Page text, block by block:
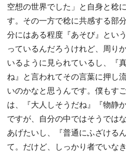
空想の世界でした」と自身と稔
す。その一方で稔に共感する部
分にはある程度『あそび』とい
っているんだろうけれど、周り
いるように見られているし、『
ね』と言われてその言葉に押し
いのかなと思うんです。僕もす
は、『大人しそうだね』『物静
ですが、自分の中ではそうでは
あげたいし、『普通にふざける
て。だけど、しっかり者でいな